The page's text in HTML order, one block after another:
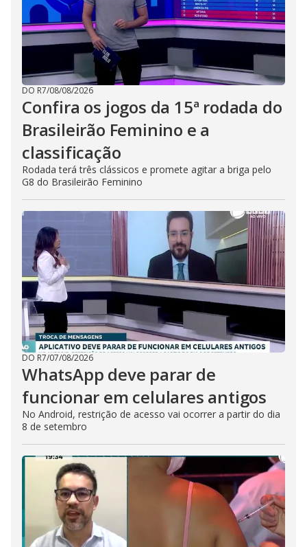
DO R7/08/08/2026
Confira os jogos da 15ª rodada do
Brasileirão Feminino e a
classificação
Rodada terá três clássicos e promete agitar a briga pelo
G8 do Brasileirão Feminino
DO R7/07/08/2026
WhatsApp deve parar de
funcionar em celulares antigos
No Android, restrição de acesso vai ocorrer a partir do dia
8 de setembro